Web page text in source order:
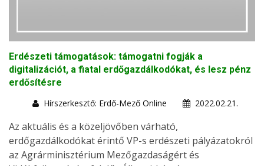
Erdészeti támogatások: támogatni fogják a
digitalizációt, a fiatal erdőgazdálkodókat, és lesz pénz
erdősítésre
Hírszerkesztő: Erdő-Mező Online
2022.02.21.
Az aktuális és a közeljövőben várható,
erdőgazdálkodókat érintő VP-s erdészeti pályázatokról
az Agrárminisztérium Mezőgazdaságért és